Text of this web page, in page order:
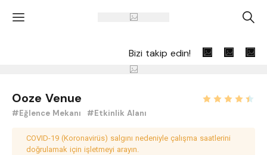
' A
Bizi takip edin!
Ooze Venue
#Eğlence Mekanı #Etkinlik Alanı
COVID-19 (Koronavirüs) salgını nedeniyle çalışma saatlerini
doğrulamak için işletmeyi arayın.